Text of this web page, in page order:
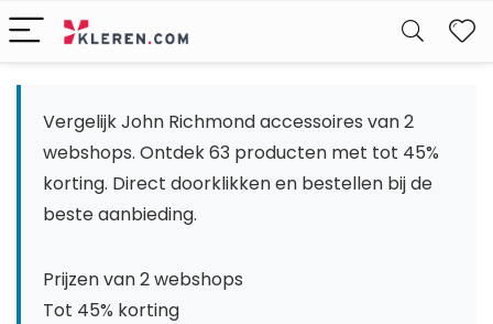
Vergelijk John Richmond accessoires van 2
webshops. Ontdek 63 producten met tot 45%
korting. Direct doorklikken en bestellen bij de
beste aanbieding.
Prijzen van 2 webshops
Tot 45% korting